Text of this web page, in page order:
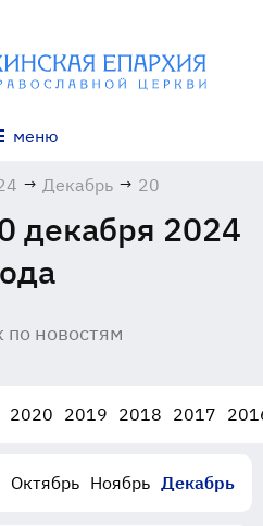
меню
→ Декабрь → 20
декабря 2024
2020 2019 2018 2017
Октябрь Ноябрь Декабрь